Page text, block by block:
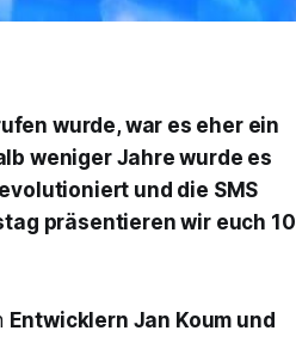
wurde, war es eher ein
weniger Jahre wurde es
und die SMS
präsentieren wir euch 10
Entwicklern Jan Koum und